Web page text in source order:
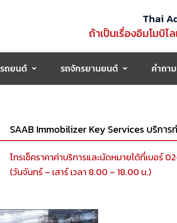
Thai
ถ้าเป็นเรื่องอิมโมบิไ
รถยนต์ รถจักรยานยนต์ คำถา
SAAB Immobilizer Key Services บริกา
โทรเช็คราคาค่าบริการและนัดหมายได้ที่เบอร์
(วันจันทร์ – เสาร์ เวลา 8.00 – 18.00 น.)